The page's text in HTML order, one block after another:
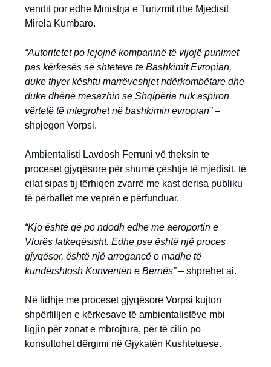
vendit por edhe Ministrja e Turizmit dhe Mjedisit
Mirela Kumbaro.
“Autoritetet po lejojnë kompaninë të vijojë punimet
pas kërkesës së shteteve te Bashkimit Evropian,
duke thyer kështu marrëveshjet ndërkombëtare dhe
duke dhënë mesazhin se Shqipëria nuk aspiron
vërtetë të integrohet në bashkimin evropian” –
shpjegon Vorpsi.
Ambientalisti Lavdosh Ferruni vë theksin te
proceset gjyqësore për shumë çështje të mjedisit, të
cilat sipas tij tërhiqen zvarrë me kast derisa publiku
të përballet me veprën e përfunduar.
“Kjo është që po ndodh edhe me aeroportin e
Vlorës fatkeqësisht. Edhe pse është një proces
gjyqësor, është një arrogancë e madhe të
kundërshtosh Konventën e Bernës” – shprehet ai.
Në lidhje me proceset gjyqësore Vorpsi kujton
shpërfilljen e kërkesave të ambientalistëve mbi
ligjin për zonat e mbrojtura, për të cilin po
konsultohet dërgimi në Gjykatën Kushtetuese.